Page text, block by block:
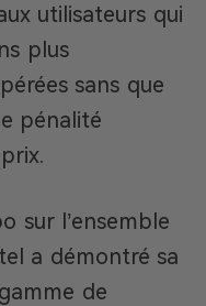
utilisateurs qui
plus
sans que
pénalité
sur l’ensemble
a démontré sa
de